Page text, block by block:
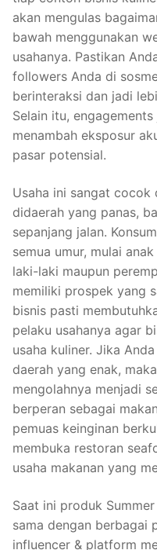
akan mengulas
bawah menggunakan
usahanya. Pastikan
followers Anda di
berinteraksi dan jadi
Selain itu,
menambah eksposur
pasar potensial.
Usaha ini sangat cocok
didaerah yang panas,
sepanjang jalan.
semua umur, mulai
laki-laki maupun
memiliki prospek yang
bisnis pasti
pelaku usahanya agar
usaha kuliner. Jika
daerah yang enak,
mengolahnya menjadi
berperan sebagai
pemuas keinginan
membuka restoran
usaha makanan yang
Saat ini produk
sama dengan berbagai
influencer & platform